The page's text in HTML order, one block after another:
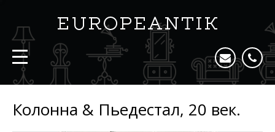
Колонна & Пьедестал, 20 век.